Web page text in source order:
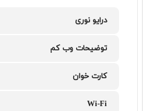
درایو نوری
توضیحات وب کم
کارت خوان
Wi-Fi